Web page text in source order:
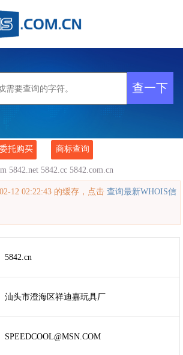
委托购买 商标查询
5842.net 5842.cc 5842.com.cn
12 02:22:43 的缓存，点击查询最新WHOIS信
5842.cn
汕头市澄海区祥迪嘉玩具厂
SPEEDCOOL@MSN.COM